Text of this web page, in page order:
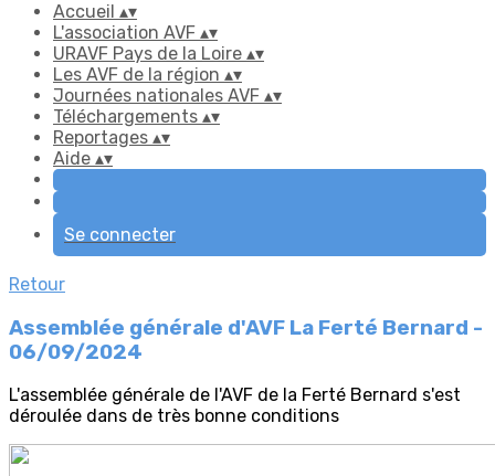
Accueil ▴▾
L'association AVF ▴▾
URAVF Pays de la Loire ▴▾
Les AVF de la région ▴▾
Journées nationales AVF ▴▾
Téléchargements ▴▾
Reportages ▴▾
Aide ▴▾
Se connecter
Retour
Assemblée générale d'AVF La Ferté Bernard -
06/09/2024
L'assemblée générale de l'AVF de la Ferté Bernard s'est
déroulée dans de très bonne conditions